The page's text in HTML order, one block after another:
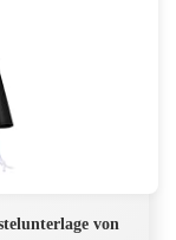
von